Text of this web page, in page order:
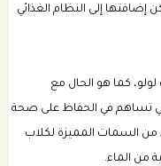
إضافتها إلى النظام الغذائي
كما هو الحال مع
تساهم في الحفاظ على صحة
من السمات المميزة لكلاب
من الماء.